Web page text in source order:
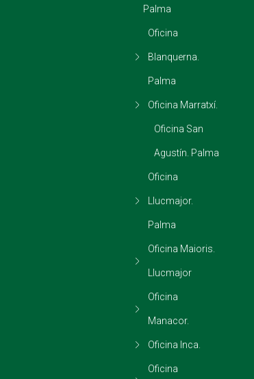
Palma
Oficina
Blanquerna.
Palma
Oficina Marratxí.
Oficina San
Agustín. Palma
Oficina
Llucmajor.
Palma
Oficina Maioris.
Llucmajor
Oficina
Manacor.
Oficina Inca.
Oficina